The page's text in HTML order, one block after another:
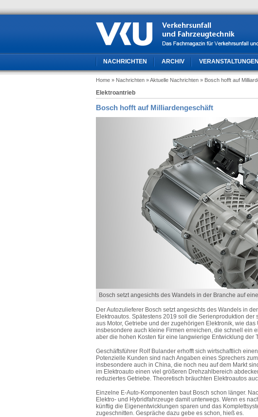
NACHRICHTEN ARCHIV VERANSTALTUNGEN
Home » Nachrichten » Aktuelle Nachrichten » Bosch hofft auf
Elektroantrieb
Bosch hofft auf Milliardengeschäft
Bosch setzt angesichts des Wandels in der Branche auf
Der Autozulieferer Bosch setzt angesichts des Wandels in
Elektroautos. Spätestens 2019 soll die Serienproduktion
aus Motor, Getriebe und der zugehörigen Elektronik, wie
insbesondere auch kleine Firmen erreichen, die schnell ein
aber die hohen Kosten für eine langwierige Entwicklung der
Geschäftsführer Rolf Bulander erhofft sich wirtschaftlich
Potenzielle Kunden sind nach Angaben eines Sprechers
insbesondere auch in China, die noch neu auf dem Markt
im Elektroauto einen viel größeren Drehzahlbereich
reduziertes Getriebe. Theoretisch bräuchten Elektroautos
Einzelne E-Auto-Komponenten baut Bosch schon länger.
Elektro- und Hybridfahrzeuge damit unterwegs. Wenn es
künftig die Eigenentwicklungen sparen und das
zugeschnitten. Gespräche dazu gebe es schon, hieß es.